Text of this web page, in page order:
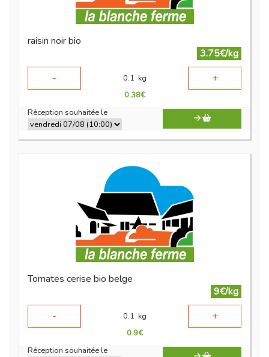
raisin noir bio
3.75€/kg
-
0.1 kg +
0.38€
Réception souhaitée le
Tomates cerise bio belge
9€/kg
-
0.1 kg +
0.9€
Réception souhaitée le